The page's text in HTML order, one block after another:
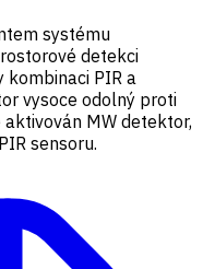
systému
detekci
kombinaci PIR a
vysoce odolný proti
MW detektor,
sensoru.